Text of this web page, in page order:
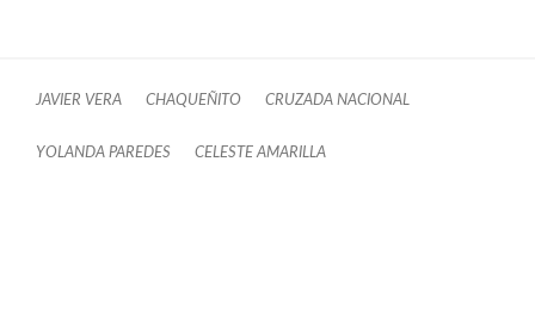
JAVIER VERA CHAQUEÑITO CRUZADA NACIONAL
YOLANDA PAREDES CELESTE AMARILLA